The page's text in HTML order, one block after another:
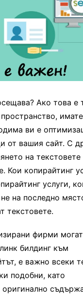
Ако това е
имате
ви е
от вашия сайт. С
на текстовете
Кои копирайтинг
услуги,
на последно
текстовете.
фирми
билдинг към
е важно всеки
подобни, като
оригинално